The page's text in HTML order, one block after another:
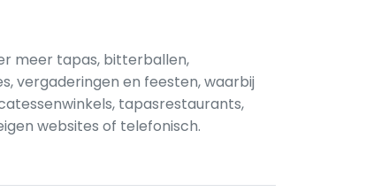
meer tapas, bitterballen,
vergaderingen en feesten, waarbij
tapasrestaurants,
websites of telefonisch.